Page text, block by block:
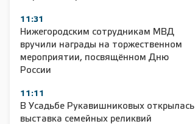
11:31
Нижегородским сотрудникам МВД
вручили награды на торжественном
мероприятии, посвящённом Дню
России
11:11
В Усадьбе Рукавишниковых открылась
выставка семейных реликвий